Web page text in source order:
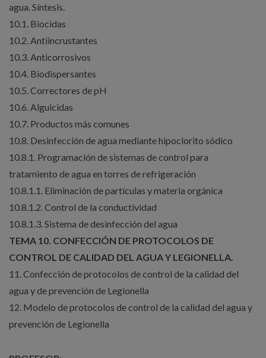
agua. Síntesis.
10.1. Biocidas
10.2. Antiincrustantes
10.3. Anticorrosivos
10.4. Biodispersantes
10.5. Correctores de pH
10.6. Alguicidas
10.7. Productos más comunes
10.8. Desinfección de agua mediante hipoclorito sódico
10.8.1. Programación de sistemas de control para
tratamiento de agua en torres de refrigeración
10.8.1.1. Eliminación de partículas y materia orgánica
10.8.1.2. Control de la conductividad
10.8.1.3. Sistema de desinfección del agua
TEMA 10. CONFECCIÓN DE PROTOCOLOS DE
CONTROL DE CALIDAD DEL AGUA Y LEGIONELLA.
11. Confección de protocolos de control de la calidad del
agua y de prevención de Legionella
12. Modelo de protocolos de control de la calidad del agua y
prevención de Legionella